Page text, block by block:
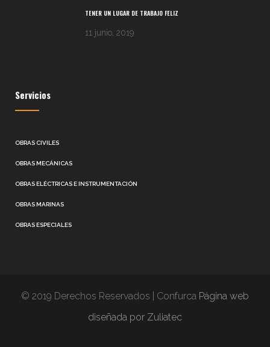
TENER UN LUGAR DE TRABAJO FELIZ
11 junio, 2019
Servicios
OBRAS CIVILES
OBRAS MECÁNICAS
OBRAS ELÉCTRICAS E INSTRUMENTACIÓN
OBRAS MARINAS
OBRAS ESPECIALES
© 2019 Derechos Reservados | Confurca Página web
diseñada por Zuliatec